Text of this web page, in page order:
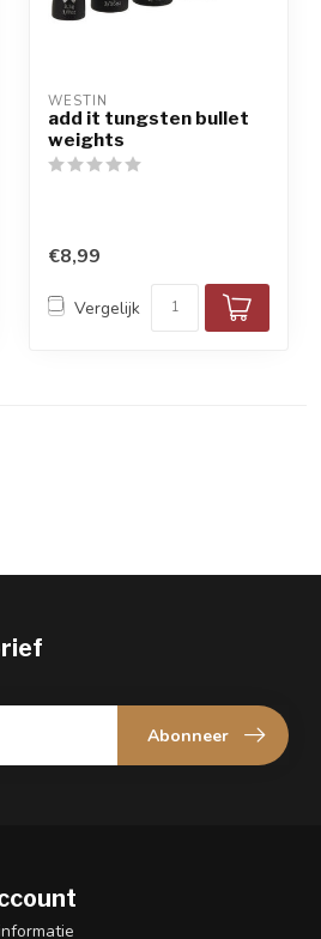
WESTIN
add it tungsten bullet
weights
€8,99
Vergelijk
Abonneer